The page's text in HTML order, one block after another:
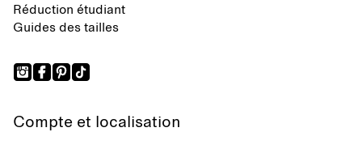
Réduction étudiant
Guides des tailles
Compte et localisation